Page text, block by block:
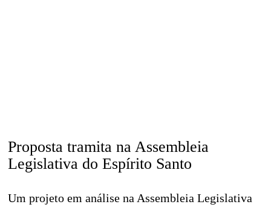
Proposta tramita na Assembleia
Legislativa do Espírito Santo
Um projeto em análise na Assembleia Legislativa